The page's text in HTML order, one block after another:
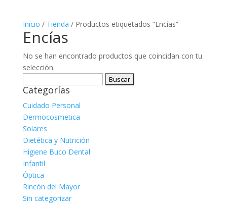
Inicio / Tienda / Productos etiquetados “Encías”
Encías
No se han encontrado productos que coincidan con tu
selección.
Categorías
Cuidado Personal
Dermocosmetica
Solares
Dietética y Nutrición
Higiene Buco Dental
Infantil
Óptica
Rincón del Mayor
Sin categorizar